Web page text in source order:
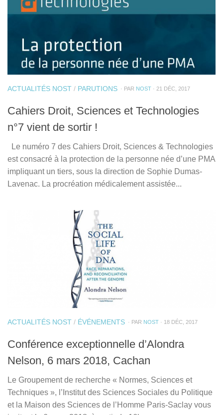
ACTUALITÉS NOST / PARUTIONS · PAR NOST · 21 DÉC, 2017
Cahiers Droit, Sciences et Technologies
n°7 vient de sortir !
Le numéro 7 des Cahiers Droit, Sciences & Technologies
est consacré à la protection de la personne née d’une PMA
impliquant un tiers, sous la direction de Sophie Dumas-
Lavenac. La procréation médicalement assistée...
ACTUALITÉS NOST / ÉVÉNEMENTS · PAR NOST · 18 DÉC, 2017
Conférence exceptionnelle d’Alondra
Nelson, 6 mars 2018, Cachan
Le Groupement de recherche « Normes, Sciences et
Techniques », l’Institut des Sciences Sociales du Politique
et la Maison des Sciences de l’Homme Paris-Saclay vous